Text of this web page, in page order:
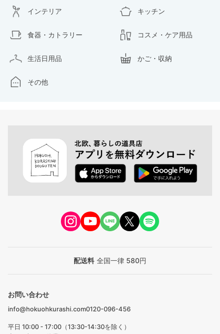
インテリア キッチン
食器・カトラリー コスメ・ケア用品
生活日用品 かご・収納
その他
配送料 全国一律 580円
お問い合わせ
info@hokuohkurashi.com0120-096-456
平日 10:00 - 17:00（13:30-14:30を除く）